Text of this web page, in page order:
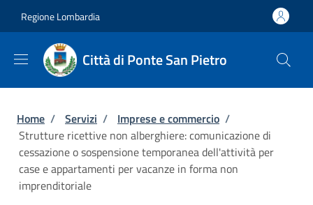
Regione Lombardia
Città di Ponte San Pietro
Briciole di pane
Home / Servizi / Imprese e commercio /
Strutture ricettive non alberghiere: comunicazione di
cessazione o sospensione temporanea dell'attività per
case e appartamenti per vacanze in forma non
imprenditoriale